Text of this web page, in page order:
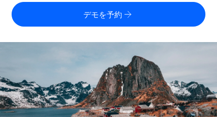
Contractor of Record
世界中の契約社員と法令を遵守して契約
複雑な雇用関連業務を外部委託
インフラ
Remoteを他社と比較
スタートアップ
成長中の企業向けのアジャイルなグローバルHR・給与処理ソ
リューション
従業員コスト計算ツール
グローバルな契約社員向けに、通貨オプションと支払スピー
REMOTEで学習
English
Français
Deutsch
デモを予約